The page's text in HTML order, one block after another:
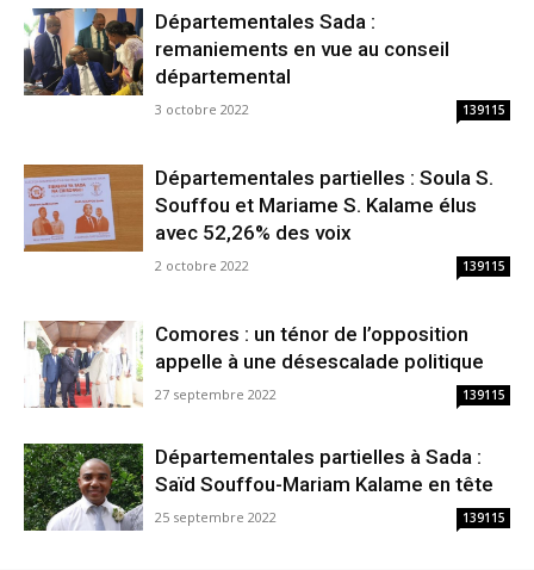
Départementales Sada :
remaniements en vue au conseil
départemental
3 octobre 2022 139115
Départementales partielles : Soula S.
Souffou et Mariame S. Kalame élus
avec 52,26% des voix
2 octobre 2022 139115
Comores : un ténor de l’opposition
appelle à une désescalade politique
27 septembre 2022 139115
Départementales partielles à Sada :
Saïd Souffou-Mariam Kalame en tête
25 septembre 2022 139115